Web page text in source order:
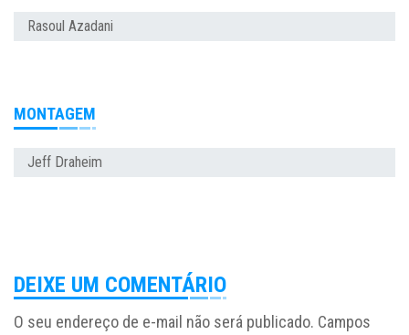
Rasoul Azadani
MONTAGEM
Jeff Draheim
DEIXE UM COMENTÁRIO
O seu endereço de e-mail não será publicado. Campos